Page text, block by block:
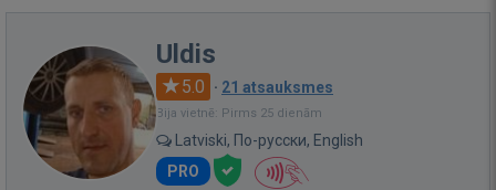
Uldis
5.0 · 21 atsauksmes
Bija vietnē: Pirms 25 dienām
Latviski, По-русски, English
PRO